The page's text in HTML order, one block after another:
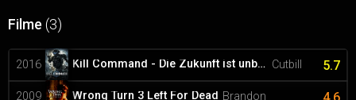
Filme (3)
2016 Kill Command - Die Zukunft ist unbesiegbar Cutbill 5.7
2009 Wrong Turn 3 Left For Dead Brandon 4.6